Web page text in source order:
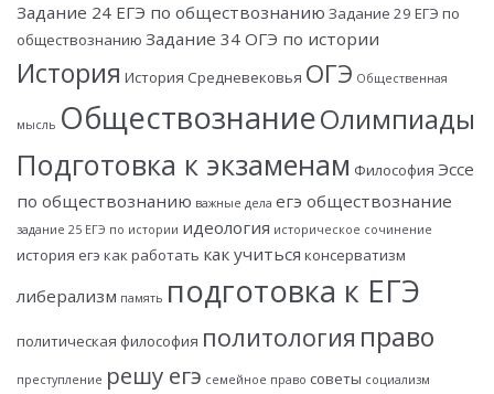
Задание 24 ЕГЭ по обществознанию Задание 29 ЕГЭ по
обществознанию Задание 34 ОГЭ по истории
История История Средневековья ОГЭ Общественная
мысль ОбществознаниеОлимпиады
Подготовка к экзаменам Философия Эссе
по обществознанию важные дела егэ обществознание
задание 25 ЕГЭ по истории идеология историческое сочинение
история егэ как работать как учиться консерватизм
либерализм память подготовка к ЕГЭ
политическая философия политология право
преступление решу егэ семейное право советы социализм